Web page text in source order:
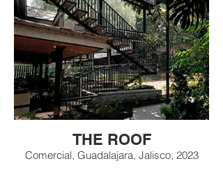
THE ROOF
Comercial, Guadalajara, Jalisco, 2023